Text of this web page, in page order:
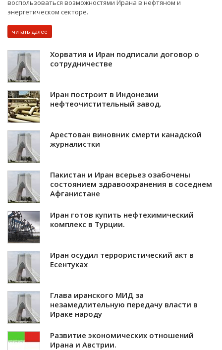
воспользоваться возможностями Ирана в нефтяном и
энергетическом секторе.
читать далее
Хорватия и Иран подписали договор о
сотрудничестве
Иран построит в Индонезии
нефтеочистительный завод.
Арестован виновник смерти канадской
журналистки
Пакистан и Иран всерьез озабочены
состоянием здравоохранения в соседнем
Афганистане
Иран готов купить нефтехимический
комплекс в Турции.
Иран осудил террористический акт в
Есентуках
Глава иранского МИД за
незамедлительную передачу власти в
Ираке народу
Развитие экономических отношений
Ирана и Австрии.